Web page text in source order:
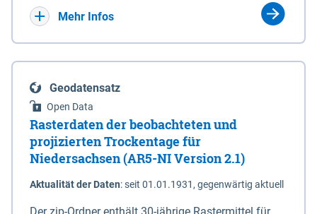
die Deichbehörde durch Verordnung ausspricht.
laufenden Monitoringjahr.
Mehr Infos
Geodatensatz
Open Data
Rasterdaten der beobachteten und
projizierten Trockentage für
Niedersachsen (AR5-NI Version 2.1)
Aktualität der Daten:seit 01.01.1931, gegenwärtig aktuell